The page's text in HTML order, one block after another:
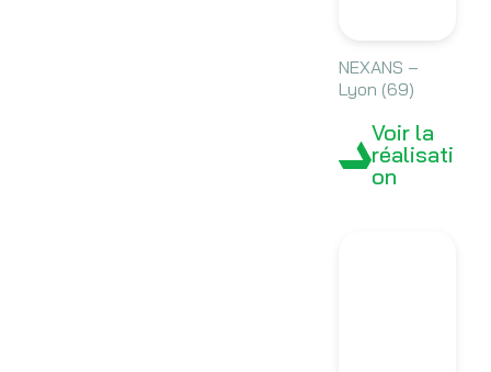
NEXANS –
Lyon (69)
Voir la
réalisati
on